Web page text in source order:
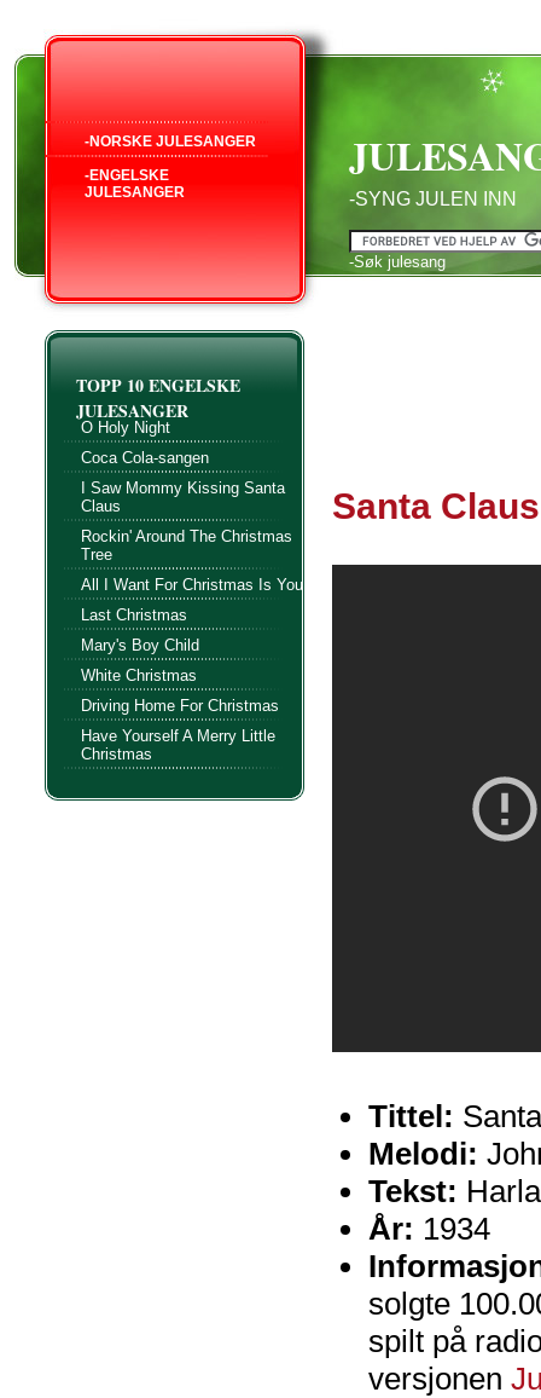
-SYNG JULEN INN
-Søk julesang
-NORSKE JULESANGER
-ENGELSKE
JULESANGER
Santa
Tittel:
Melodi:
Tekst:
År: 1934
solgte
spilt på
versjonen
TOPP 10 ENGELSKE
JULESANGER
O Holy Night
Coca Cola-sangen
I Saw Mommy Kissing Santa
Claus
Rockin' Around The Christmas
Tree
All I Want For Christmas Is You
Last Christmas
Mary's Boy Child
White Christmas
Driving Home For Christmas
Have Yourself A Merry Little
Christmas